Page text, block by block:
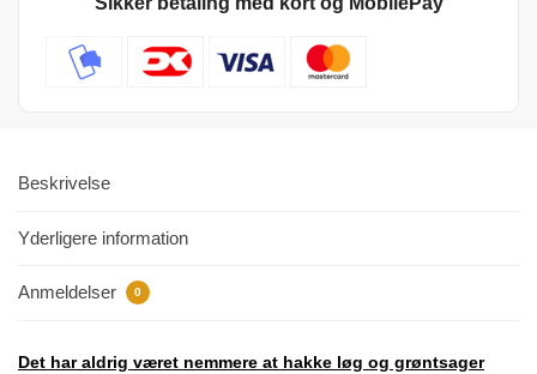
Beskrivelse
Yderligere information
Anmeldelser 0
Det har aldrig været nemmere at hakke løg og grøntsager